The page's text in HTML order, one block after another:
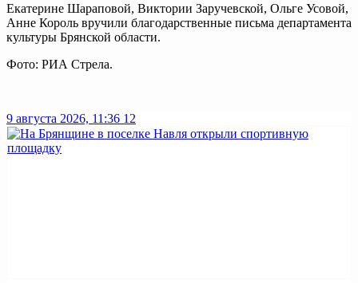
Екатерине Шараповой, Виктории Заручевской, Ольге Усовой,
Анне Король вручили благодарственные письма департамента
культуры Брянской области.
Фото: РИА Стрела.
9 августа 2026, 11:36 12